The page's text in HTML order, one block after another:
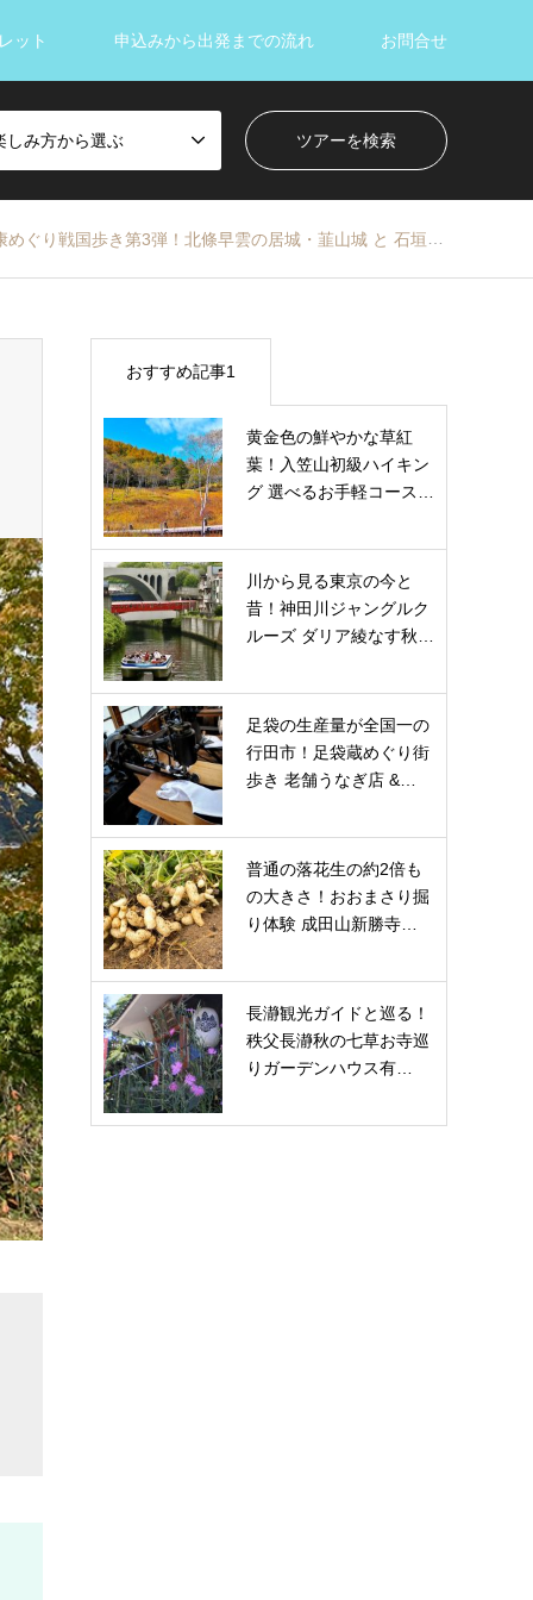
ット 申込みから出発までの流れ お問合せ
しみ方から選ぶ
ぐり戦国歩き第3弾！北條早雲の居城・韮山城 と 石垣の城・一夜城
おすすめ記事1
黄金色の鮮やかな草紅
葉！入笠山初級ハイキン
グ 選べるお手軽コース…
川から見る東京の今と
昔！神田川ジャングルク
ルーズ ダリア綾なす秋…
足袋の生産量が全国一の
行田市！足袋蔵めぐり街
歩き 老舗うなぎ店 &…
普通の落花生の約2倍も
の大きさ！おおまさり掘
り体験 成田山新勝寺…
長瀞観光ガイドと巡る！
秩父長瀞秋の七草お寺巡
りガーデンハウス有…